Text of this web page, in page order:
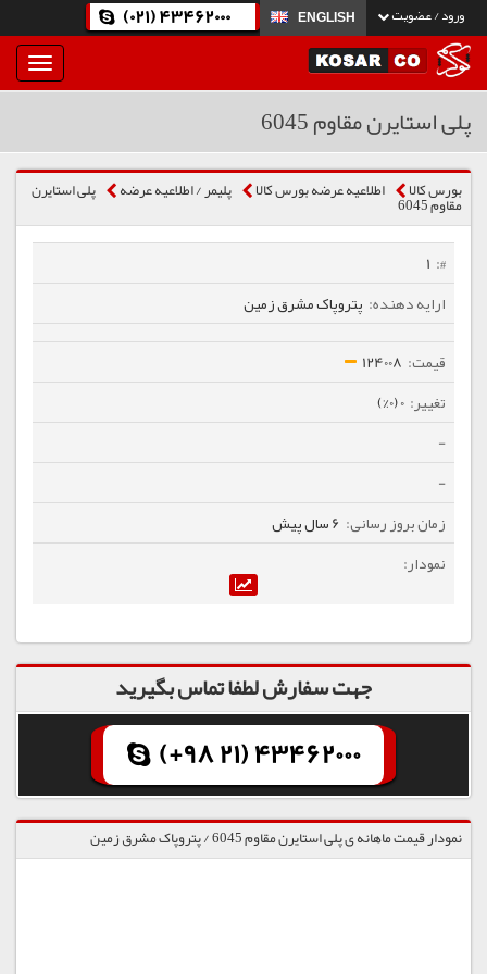
ورود / عضویت ENGLISH
(021) 43462000
بار
و
پلی استایرن مقاوم 6045
بورس کالا اطلاعیه عرضه بورس کالا پلیمر / اطلاعیه عرضه پلی استایرن
مقاوم 6045
1
پتروپاک مشرق زمین
124008
0 (0%)
-
-
6 سال پیش
جهت سفارش لطفا تماس بگیرید
(+98 21) 43462000
نمودار قیمت ماهانه ی پلی استایرن مقاوم 6045 / پتروپاک مشرق زمین